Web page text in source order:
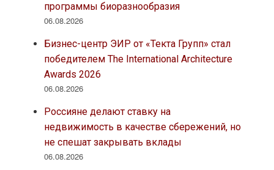
программы биоразнообразия
06.08.2026
Бизнес-центр ЭИР от «Текта Групп» стал
победителем The International Architecture
Awards 2026
06.08.2026
Россияне делают ставку на
недвижимость в качестве сбережений, но
не спешат закрывать вклады
06.08.2026